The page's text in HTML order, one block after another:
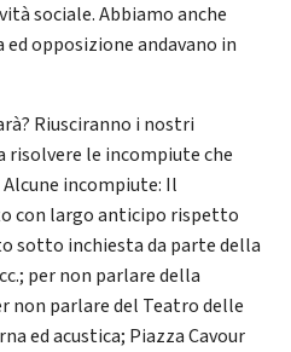
sociale. Abbiamo anche
opposizione andavano in
Riusciranno i nostri
le incompiute che
incompiute: Il
con largo anticipo rispetto
sotto inchiesta da parte della
per non parlare della
non parlare del Teatro delle
ed acustica; Piazza Cavour